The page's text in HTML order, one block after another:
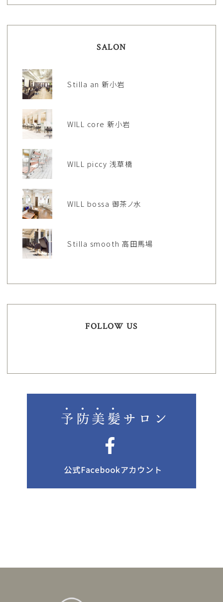
SALON
Stilla an 新小岩
WILL core 新小岩
WILL piccy 浅草橋
WILL bossa 御茶ノ水
Stilla smooth 高田馬場
FOLLOW US